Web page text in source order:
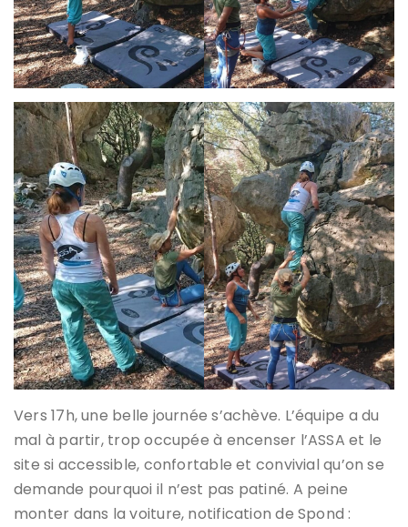
Vers 17h, une belle journée s’achève. L’équipe a du
mal à partir, trop occupée à encenser l’ASSA et le
site si accessible, confortable et convivial qu’on se
demande pourquoi il n’est pas patiné. A peine
monter dans la voiture, notification de Spond :